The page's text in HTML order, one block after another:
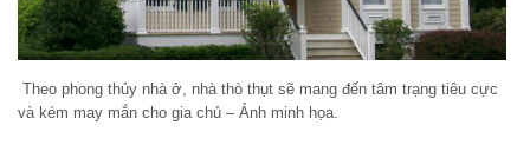
Theo phong thủy nhà ở, nhà thò thụt sẽ mang đến tâm trạng tiêu cực
và kém may mắn cho gia chủ – Ảnh minh họa.